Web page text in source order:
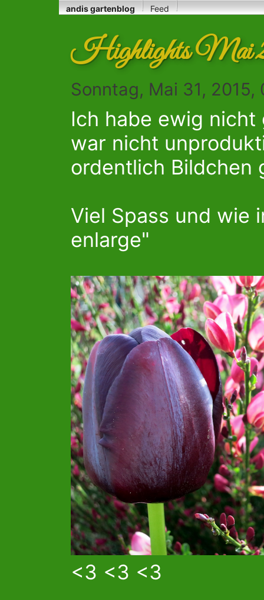
andis gartenblog Feed
Highlights Mai
Sonntag, Mai 31, 2015,
Ich habe ewig
war nicht
ordentlich Bildchen
Viel Spass und wie
enlarge"
<3 <3 <3